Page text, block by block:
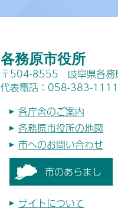
各務原市役所
〒504-8555 岐阜県各務
代表電話：058-383-1111
各庁舎のご案内
各務原市役所の地図
市へのお問い合わせ
市のあらまし
サイトについて